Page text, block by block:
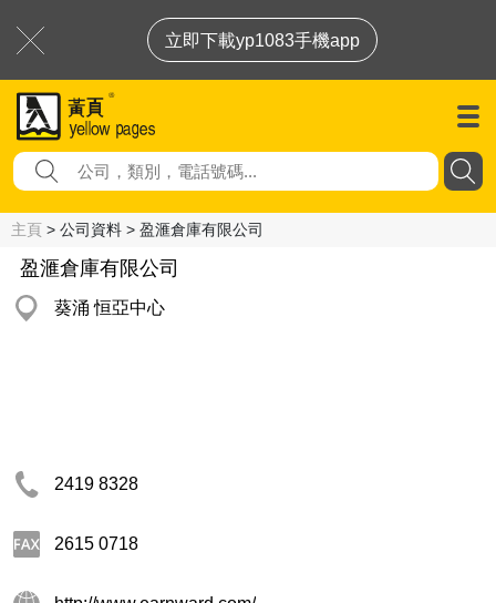
立即下載yp1083手機app
主頁 > 公司資料 > 盈滙倉庫有限公司
盈滙倉庫有限公司
葵涌 恒亞中心
2419 8328
2615 0718